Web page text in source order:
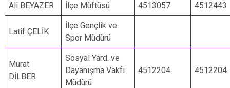
Ali BEYAZER İlçe Müftüsü 4513057 4512443
Latif ÇELİK
İlçe Gençlik ve
Spor Müdürü
Murat
DİLBER
Sosyal Yard. ve
Dayanışma Vakfı
Müdürü
4512204 4512204